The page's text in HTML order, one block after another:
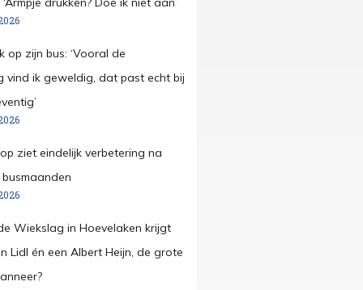
op zijn bus: ‘Vooral de
vind ik geweldig, dat past echt bij
ziet eindelijk verbetering na
Wiekslag in Hoevelaken krijgt
Lidl én een Albert Heijn, de grote